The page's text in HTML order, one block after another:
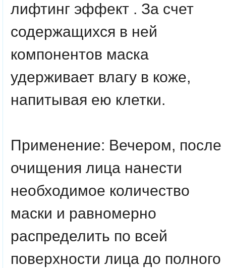
лифтинг эффект . За счет
содержащихся в ней
компонентов маска
удерживает влагу в коже,
напитывая ею клетки.
Применение: Вечером, после
очищения лица нанести
необходимое количество
маски и равномерно
распределить по всей
поверхности лица до полного